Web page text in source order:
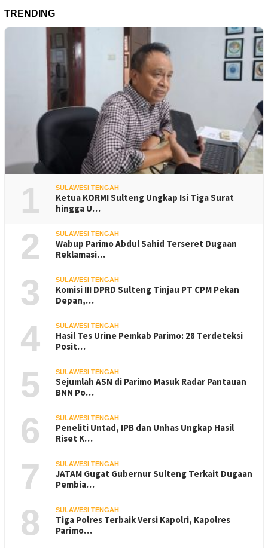
TRENDING
1 SULAWESI TENGAH
Ketua KORMI Sulteng Ungkap Isi Tiga Surat
hingga U…
2 SULAWESI TENGAH
Wabup Parimo Abdul Sahid Terseret Dugaan
Reklamasi…
3 SULAWESI TENGAH
Komisi III DPRD Sulteng Tinjau PT CPM Pekan
Depan,…
4 SULAWESI TENGAH
Hasil Tes Urine Pemkab Parimo: 28 Terdeteksi
Posit…
5 SULAWESI TENGAH
Sejumlah ASN di Parimo Masuk Radar Pantauan
BNN Po…
6 SULAWESI TENGAH
Peneliti Untad, IPB dan Unhas Ungkap Hasil
Riset K…
7 SULAWESI TENGAH
JATAM Gugat Gubernur Sulteng Terkait Dugaan
Pembia…
8 SULAWESI TENGAH
Tiga Polres Terbaik Versi Kapolri, Kapolres
Parimo…